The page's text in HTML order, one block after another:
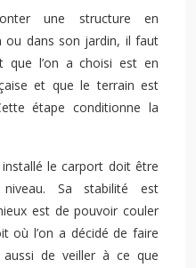
une structure en
ou dans son jardin, il faut
que l’on a choisi est en
et que le terrain est
étape conditionne la
le carport doit être
Sa stabilité est
est de pouvoir couler
où l’on a décidé de faire
de veiller à ce que